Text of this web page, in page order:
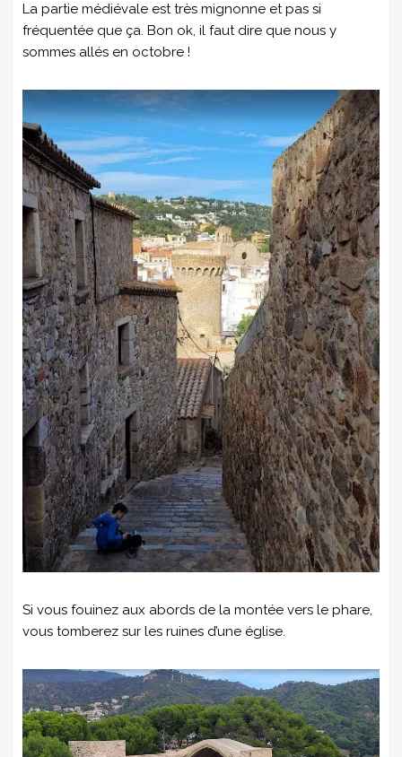
La partie médiévale est très mignonne et pas si
fréquentée que ça. Bon ok, il faut dire que nous y
sommes allés en octobre !
Si vous fouinez aux abords de la montée vers le phare,
vous tomberez sur les ruines d’une église.